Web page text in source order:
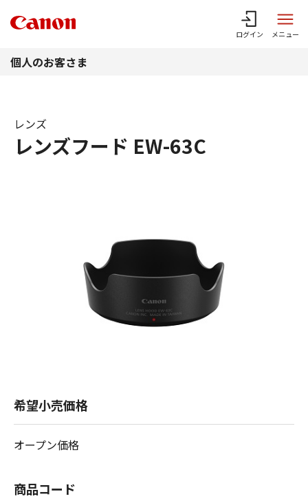
ログイン メニュー
個人のお客さま
レンズフード EW-63C
レンズ
希望小売価格
オープン価格
商品コード